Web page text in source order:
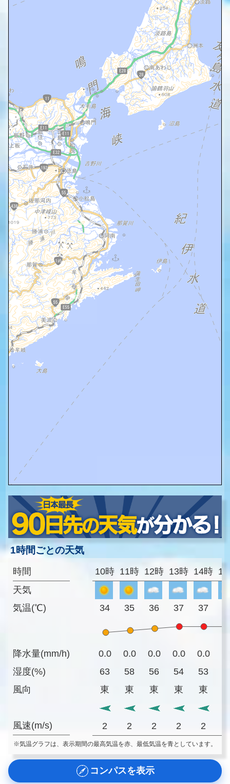
1時間ごとの天気
時間
天気
気温(℃)
降水量(mm/h)
湿度(%)
風向
風速(m/s)
10時 11時 12時 13時 14時
34 35 36 37 37
0.0 0.0 0.0 0.0 0.0
63
58 56 54 53
東
東 東 東 東
2 2 2 2 2
※気温グラフは、表示期間の最高気温を赤、最低気温を青としています。
コンパスを表示